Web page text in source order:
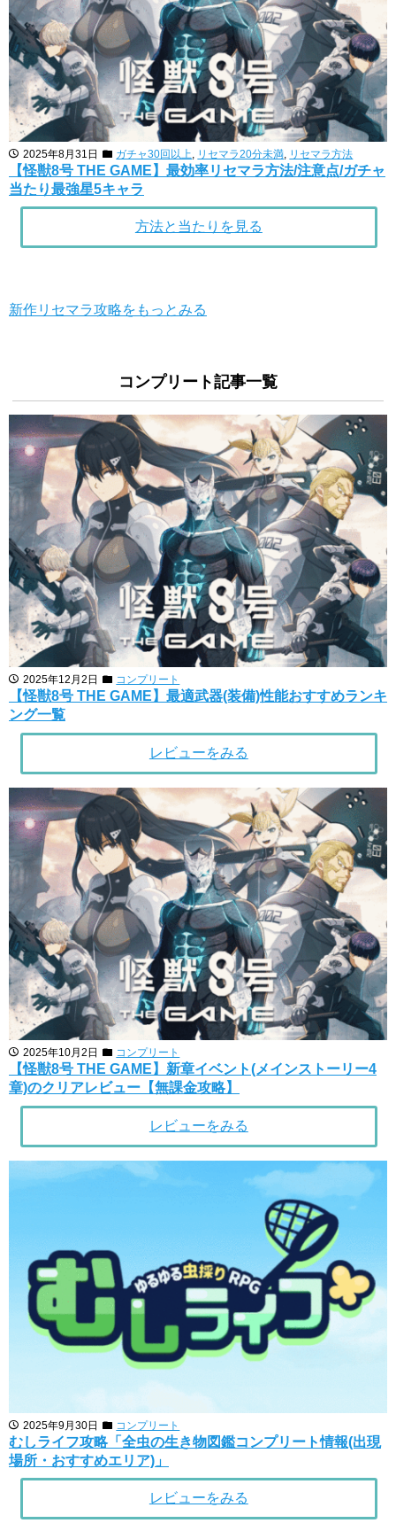
2025年8月31日 ガチャ30回以上, リセマラ20分未満, リセマラ方法
【怪獣8号 THE GAME】最効率リセマラ方法/注意点/ガチャ
当たり最強星5キャラ
方法と当たりを見る
新作リセマラ攻略をもっとみる
コンプリート記事一覧
2025年12月2日 コンプリート
【怪獣8号 THE GAME】最適武器(装備)性能おすすめランキ
ング一覧
レビューをみる
2025年10月2日 コンプリート
【怪獣8号 THE GAME】新章イベント(メインストーリー4
章)のクリアレビュー【無課金攻略】
レビューをみる
2025年9月30日 コンプリート
むしライフ攻略「全虫の生き物図鑑コンプリート情報(出現
場所・おすすめエリア)」
レビューをみる